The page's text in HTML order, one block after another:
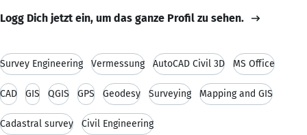
Logg Dich jetzt ein, um das ganze Profil zu sehen.
Survey Engineering Vermessung AutoCAD Civil 3D MS Office
CAD GIS QGIS GPS Geodesy Surveying Mapping and GIS
Cadastral survey Civil Engineering